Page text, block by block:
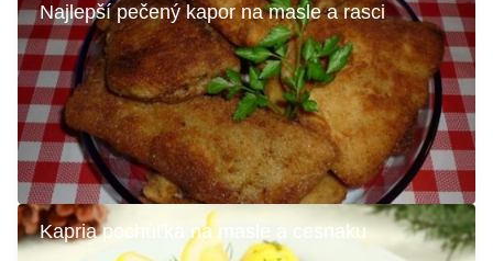
Najlepší pečený kapor na masle a rasci
Kapria pochúťka na masle a cesnaku